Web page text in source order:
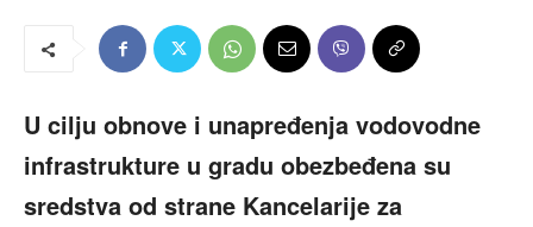
U cilju obnove i unapređenja vodovodne
infrastrukture u gradu obezbeđena su
sredstva od strane Kancelarije za